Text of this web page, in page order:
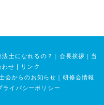
士になれるの？ 会長挨拶
当
わせ
リンク
会からのお知らせ
研修会情報
ライバシーポリシー